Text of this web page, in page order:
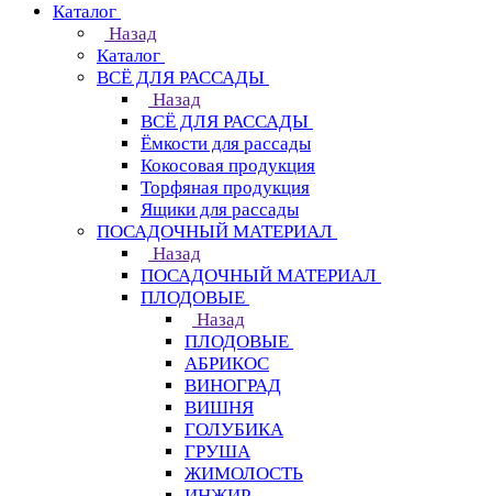
Каталог
Назад
Каталог
ВСЁ ДЛЯ РАССАДЫ
Назад
ВСЁ ДЛЯ РАССАДЫ
Ёмкости для рассады
Кокосовая продукция
Торфяная продукция
Ящики для рассады
ПОСАДОЧНЫЙ МАТЕРИАЛ
Назад
ПОСАДОЧНЫЙ МАТЕРИАЛ
ПЛОДОВЫЕ
Назад
ПЛОДОВЫЕ
АБРИКОС
ВИНОГРАД
ВИШНЯ
ГОЛУБИКА
ГРУША
ЖИМОЛОСТЬ